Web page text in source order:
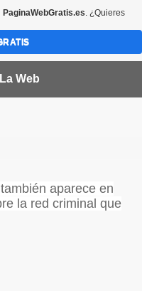
Web
aparece en
la red criminal que
PaginaWebGratis.es. ¿Quieres